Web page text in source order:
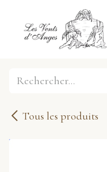
Se rendre au contenu
Tous les produits